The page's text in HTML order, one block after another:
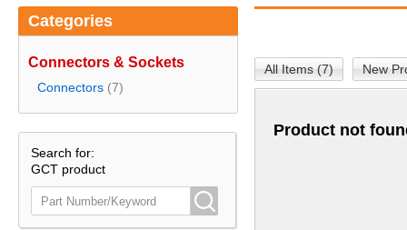
Categories
Connectors & Sockets
Connectors (7)
Search for:
GCT product
All Items (7) New
Product not